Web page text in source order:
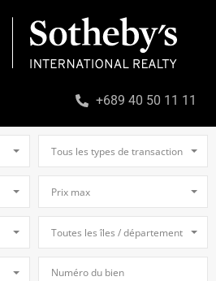
+689 40 50 11 11
Tous les types de transaction
Prix max
Toutes les îles / départements